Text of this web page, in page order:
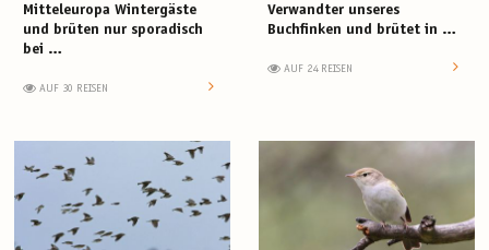
Mitteleuropa Wintergäste
und brüten nur sporadisch
bei …
AUF 30 REISEN
Verwandter unseres
Buchfinken und brütet in …
AUF 24 REISEN